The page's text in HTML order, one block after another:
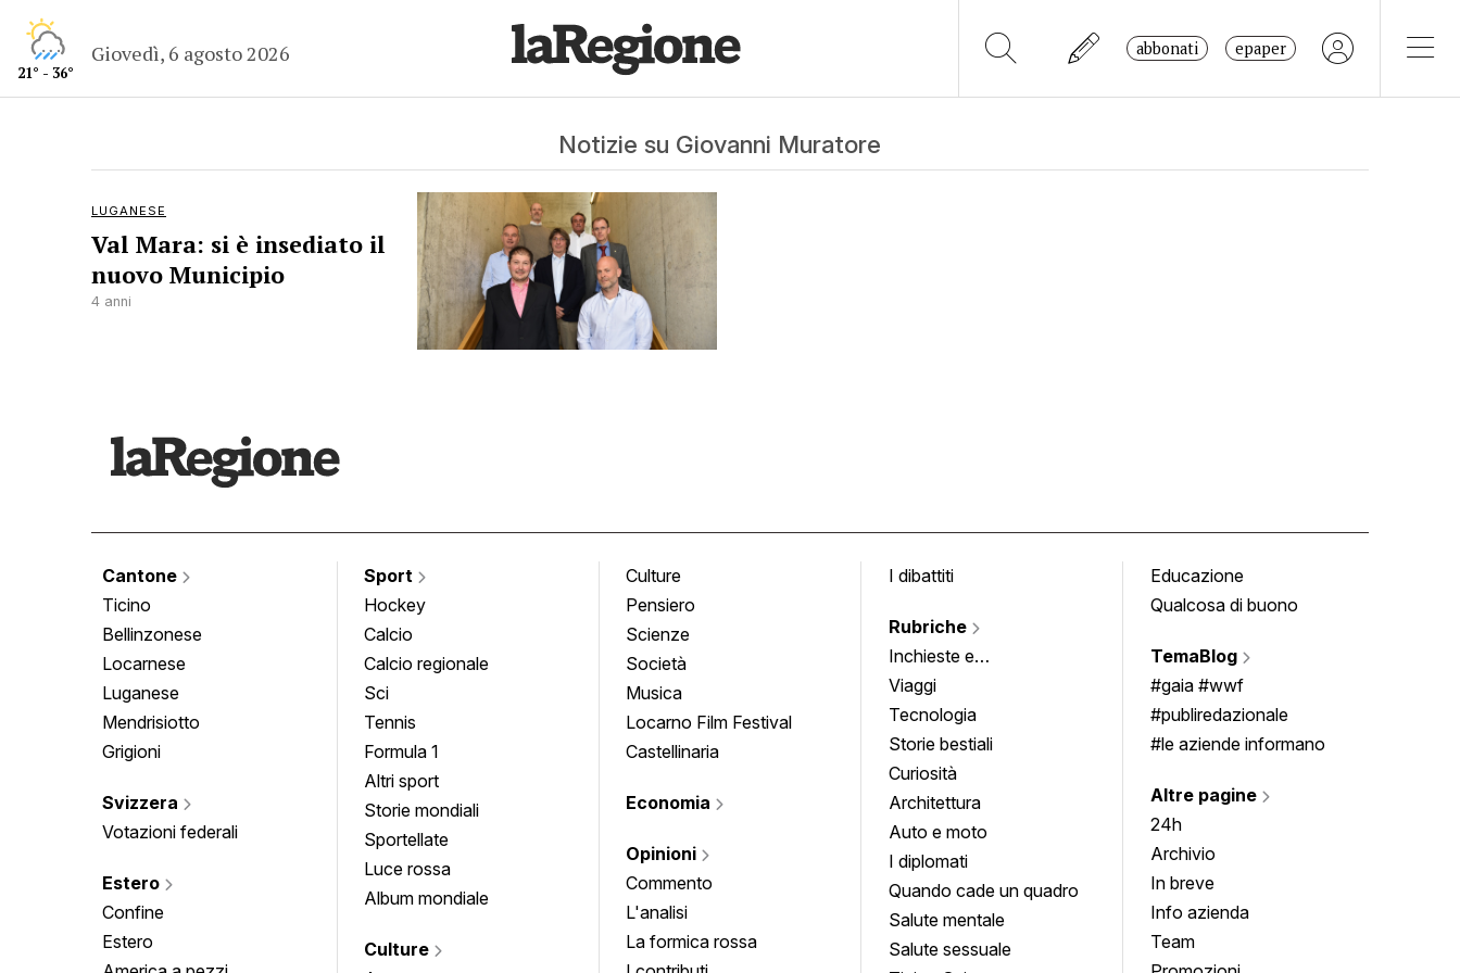
21° - 36°
Giovedì, 6 agosto 2026 abbonati epaper
Notizie su Giovanni Muratore
LUGANESE
Val Mara: si è insediato il
nuovo Municipio
4 anni
Cantone
Ticino
Bellinzonese
Locarnese
Luganese
Mendrisiotto
Grigioni
Svizzera
Votazioni federali
Estero
Confine
Estero
Sport
Hockey
Calcio
Calcio regionale
Sci
Tennis
Formula 1
Altri sport
Storie mondiali
Sportellate
Luce rossa
Album mondiale
Culture
Culture
Pensiero
Scienze
Società
Musica
Locarno Film Festival
Castellinaria
Economia
Opinioni
Commento
L'analisi
La formica rossa
I dibattiti
Rubriche
Inchieste e
approfondimenti
Viaggi
Tecnologia
Storie bestiali
Curiosità
Architettura
Auto e moto
I diplomati
Quando cade un quadro
Salute mentale
Salute sessuale
Educazione
Qualcosa di buono
TemaBlog
#gaia #wwf
#publiredazionale
#le aziende informano
Altre pagine
24h
Archivio
In breve
Info azienda
Team